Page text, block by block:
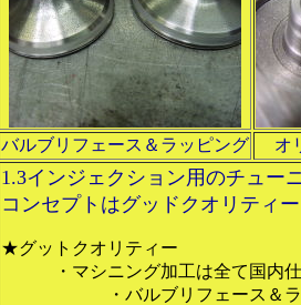
バルブリフェース＆ラッピング オ
1.3インジェクション用のチュー
コンセプトはグッドクオリティー
★グットクオリティー
・マシニング加工は全て国内仕
・バルブリフェース＆ラッピ